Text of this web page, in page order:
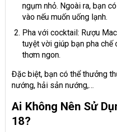
ngụm nhỏ. Ngoài ra, bạn
vào nếu muốn uống lạnh.
Pha với cocktail: Rượu
tuyệt vời giúp bạn pha
thơm ngon.
Đặc biệt, bạn có thể thưởng
nướng, hải sản nướng,…
Ai Không Nên Sử
18?